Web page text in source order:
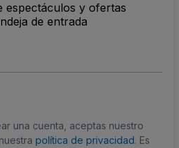
espectáculos y ofertas
de entrada
una cuenta, aceptas nuestro
política de privacidad. Es